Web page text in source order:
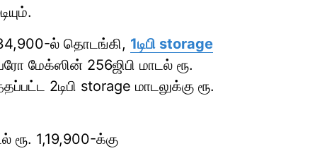
ல் தொடங்கி, 1டிபி storage
மேக்ஸின் 256ஜிபி மாடல் ரூ.
2டிபி storage மாடலுக்கு ரூ.
1,19,900-க்கு